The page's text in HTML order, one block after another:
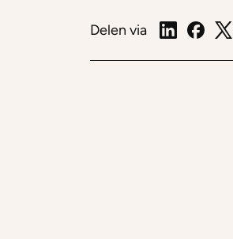
Delen via